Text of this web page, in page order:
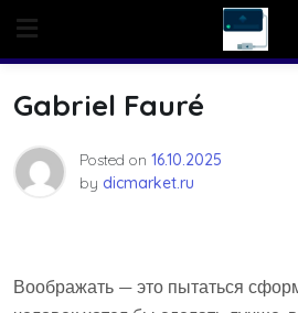
content
Gabriel Fauré
Posted on 16.10.2025
by dicmarket.ru
Воображать — это пытаться